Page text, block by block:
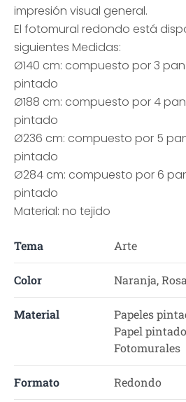
impresión visual general.
El fotomural redondo está
siguientes Medidas:
Ø140 cm: compuesto por 3
pintado
Ø188 cm: compuesto por 4
pintado
Ø236 cm: compuesto por 5
pintado
Ø284 cm: compuesto por 6
pintado
Material: no tejido
Tema Arte
Color Naranja, Rosa
Material
Papeles
Papel
Fotomurales
Formato Redondo